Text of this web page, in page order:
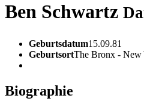
Ben Schwartz
Geburtsdatum15.09.81
GeburtsortThe Bronx -
Biographie